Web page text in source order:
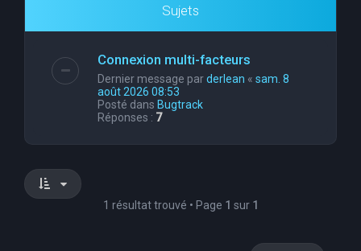
Sujets
Connexion multi-facteurs
Dernier message parderlean « sam. 8
août 2026 08:53
Posté dans Bugtrack
Réponses : 7
1 résultat trouvé • Page 1 sur 1